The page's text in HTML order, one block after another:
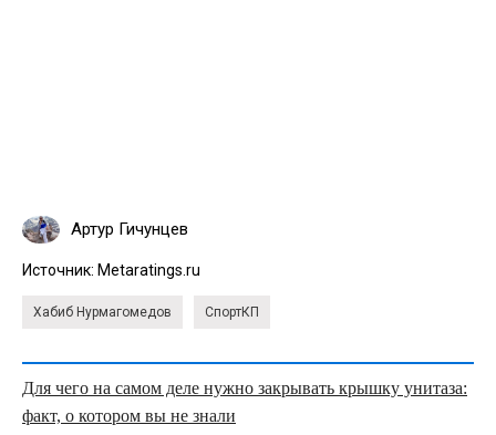
Артур Гичунцев
Источник: Metaratings.ru
Хабиб Нурмагомедов СпортКП
Для чего на самом деле нужно закрывать крышку унитаза:
факт, о котором вы не знали